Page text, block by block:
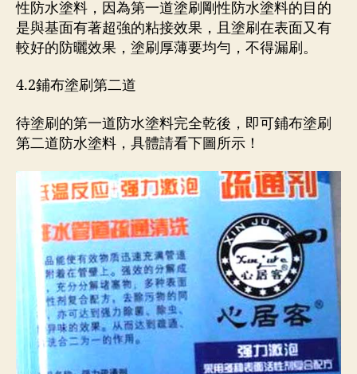
性防水塗料，因為第一道塗刷剛性防水塗料的目的
是與基面有著超強的粘接效果，且塗刷在表面又有
較好的防曬效果，塗刷厚薄要均勻，不得漏刷。
4.2鋪布塗刷第二道
待塗刷的第一道防水塗料完全乾後，即可鋪布塗刷
第二道防水塗料，具體請看下圖所示！